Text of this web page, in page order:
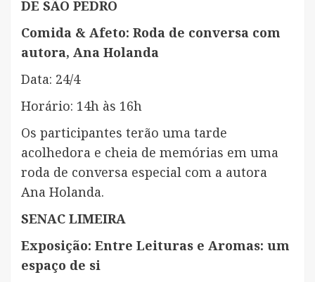
DE SÃO PEDRO
Comida & Afeto: Roda de conversa com
autora, Ana Holanda
Data: 24/4
Horário: 14h às 16h
Os participantes terão uma tarde
acolhedora e cheia de memórias em uma
roda de conversa especial com a autora
Ana Holanda.
SENAC LIMEIRA
Exposição: Entre Leituras e Aromas: um
espaço de si